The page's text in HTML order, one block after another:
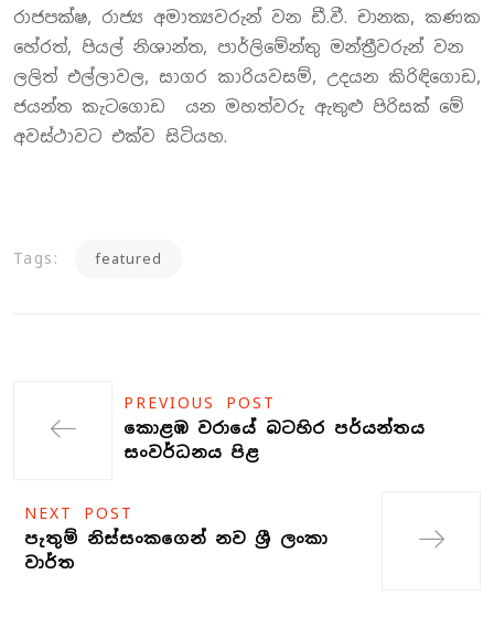
රාජපක්ෂ, රාජ්‍ය අමාත්‍යවරුන් වන ඩී.වී. චානක, කණක
හේරත්, පියල් නිශාන්ත, පාර්ලිමේන්තු මන්ත්‍රීවරුන් වන
ලලිත් එල්ලාවල, සාගර කාරියවසම්, උදයන කිරිඳිගොඩ,
ජයන්ත කැටගොඩ යන මහත්වරු ඇතුළු පිරිසක් මේ
අවස්ථාවට එක්ව සිටියහ.
Tags: featured
PREVIOUS POST
කොළඹ වරායේ බටහිර පර්යන්තය
සංවර්ධනය පිළ
NEXT POST
පැතුම් නිස්සංකගෙන් නව ශ්‍රී ලංකා
වාර්ත